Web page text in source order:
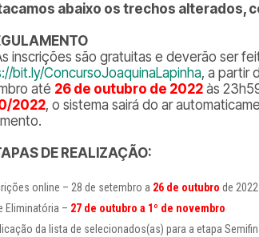
abaixo os trechos alterados,
inscrições são gratuitas e deverão ser
bit.ly/ConcursoJoaquinaLapinha, a partir
até 26 de outubro de 2022 às
2022, o sistema sairá do ar
DE REALIZAÇÃO:
online – 28 de setembro a 26 de outubro de 2022
Eliminatória – 27 de outubro a 1º de novembro
da lista de selecionados(as) para a etapa